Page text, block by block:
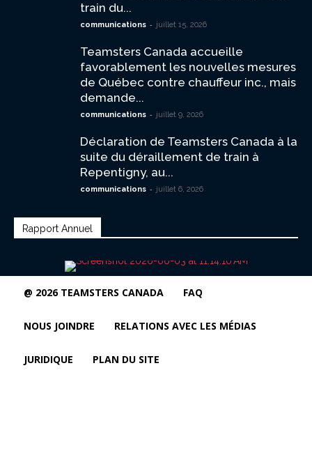
train du...
communications - juillet 15, 2026
Teamsters Canada accueille
favorablement les nouvelles mesures
de Québec contre chauffeur inc., mais
demande...
communications - juillet 9, 2026
Déclaration de Teamsters Canada à la
suite du déraillement de train à
Repentigny, au...
communications - juillet 6, 2026
Rapport Annuel
@ 2026 TEAMSTERS CANADA FAQ
NOUS JOINDRE RELATIONS AVEC LES MÉDIAS
JURIDIQUE PLAN DU SITE